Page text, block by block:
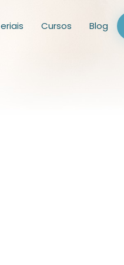
Cursos Blog